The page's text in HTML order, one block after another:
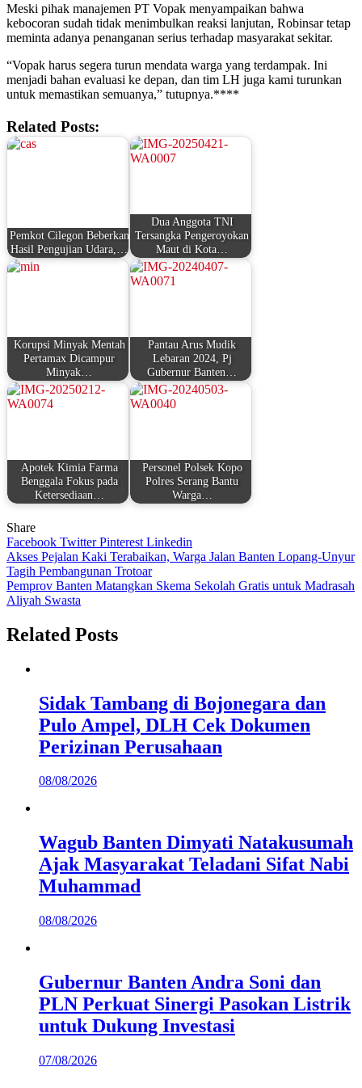
Meski pihak manajemen PT Vopak menyampaikan bahwa
kebocoran sudah tidak menimbulkan reaksi lanjutan, Robinsar tetap
meminta adanya penanganan serius terhadap masyarakat sekitar.
“Vopak harus segera turun mendata warga yang terdampak. Ini
menjadi bahan evaluasi ke depan, dan tim LH juga kami turunkan
untuk memastikan semuanya,” tutupnya.****
Related Posts:
Pemkot Cilegon Beberkan
Hasil Pengujian Udara,…
Dua Anggota TNI
Tersangka Pengeroyokan
Maut di Kota…
Korupsi Minyak Mentah
Pertamax Dicampur
Minyak…
Pantau Arus Mudik
Lebaran 2024, Pj
Gubernur Banten…
Apotek Kimia Farma
Benggala Fokus pada
Ketersediaan…
Personel Polsek Kopo
Polres Serang Bantu
Warga…
Share
Facebook TwitterPinterest Linkedin
Navigasi
pos
Akses Pejalan Kaki Terabaikan, Warga Jalan Banten Lopang-Unyur
Tagih Pembangunan Trotoar
Pemprov Banten Matangkan Skema Sekolah Gratis untuk Madrasah
Aliyah Swasta
Related Posts
Sidak Tambang di Bojonegara dan
Pulo Ampel, DLH Cek Dokumen
Perizinan Perusahaan
08/08/2026
Wagub Banten Dimyati Natakusumah
Ajak Masyarakat Teladani Sifat Nabi
Muhammad
08/08/2026
Gubernur Banten Andra Soni dan
PLN Perkuat Sinergi Pasokan Listrik
untuk Dukung Investasi
07/08/2026